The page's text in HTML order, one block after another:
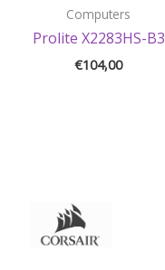
Computers
Prolite X2283HS-B3
€104,00